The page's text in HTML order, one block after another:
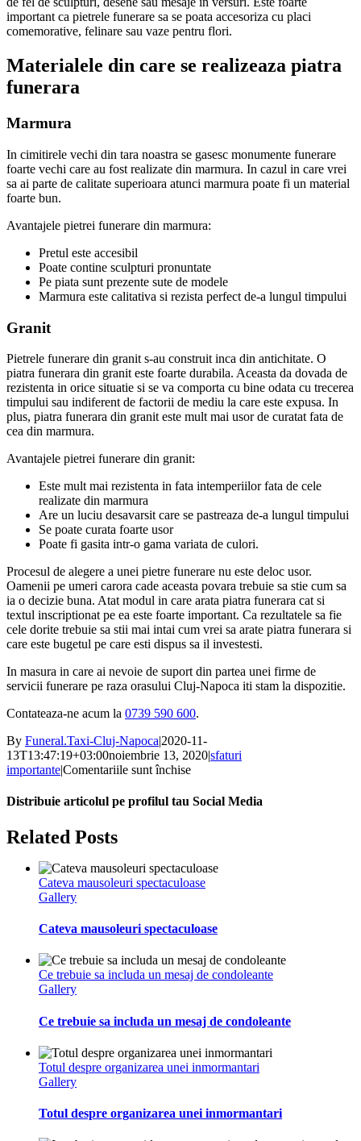
important ca pietrele funerare sa se poata accesoriza cu placi
comemorative, felinare sau vaze pentru flori.
Materialele din care se realizeaza piatra
funerara
Marmura
In cimitirele vechi din tara noastra se gasesc monumente funerare
foarte vechi care au fost realizate din marmura. In cazul in care vrei
sa ai parte de calitate superioara atunci marmura poate fi un material
foarte bun.
Avantajele pietrei funerare din marmura:
Pretul este accesibil
Poate contine sculpturi pronuntate
Pe piata sunt prezente sute de modele
Marmura este calitativa si rezista perfect de-a lungul timpului
Granit
Pietrele funerare din granit s-au construit inca din antichitate. O
piatra funerara din granit este foarte durabila. Aceasta da dovada de
rezistenta in orice situatie si se va comporta cu bine odata cu trecerea
timpului sau indiferent de factorii de mediu la care este expusa. In
plus, piatra funerara din granit este mult mai usor de curatat fata de
cea din marmura.
Avantajele pietrei funerare din granit:
Este mult mai rezistenta in fata intemperiilor fata de cele
realizate din marmura
Are un luciu desavarsit care se pastreaza de-a lungul timpului
Se poate curata foarte usor
Poate fi gasita intr-o gama variata de culori.
Procesul de alegere a unei pietre funerare nu este deloc usor.
Oamenii pe umeri carora cade aceasta povara trebuie sa stie cum sa
ia o decizie buna. Atat modul in care arata piatra funerara cat si
textul inscriptionat pe ea este foarte important. Ca rezultatele sa fie
cele dorite trebuie sa stii mai intai cum vrei sa arate piatra funerara si
care este bugetul pe care esti dispus sa il investesti.
In masura in care ai nevoie de suport din partea unei firme de
servicii funerare pe raza orasului Cluj-Napoca iti stam la dispozitie.
Contateaza-ne acum la 0739 590 600.
By Funeral.Taxi-Cluj-Napoca|2020-11-
13T13:47:19+03:00noiembrie 13, 2020|sfaturi
importante|Comentariile sunt închisepentru
in
Distribuie articolul pe profilul tau Social Media
Facebook
Twitter
LinkedIn
WhatsApp
Pinterest
Email
Related Posts
Cateva mausoleuri spectaculoase
Gallery
Cateva mausoleuri spectaculoase
Ce trebuie sa includa un mesaj de condoleante
Gallery
Ce trebuie sa includa un mesaj de condoleante
Totul despre organizarea unei inmormantari
Gallery
Totul despre organizarea unei inmormantari